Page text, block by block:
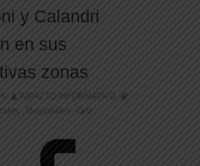
y Calandri
en sus
zonas
IMPACTO INFORMATIVO
Regionales 0